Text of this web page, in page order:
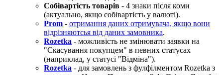
Собівартість товарів - 4 знаки після коми
(актуально, якщо собівартість у валюті).
Prom - отримання даних отримувача, якщо вони
відрізняютсья від даних замовника.
Rozetka - можливість не змінювати заявки на
"Скасування покупцем" в певних статусах
(наприклад, у статусі "Відміна").
Rozetka - для замовлень з фулфілментом Rozetka з